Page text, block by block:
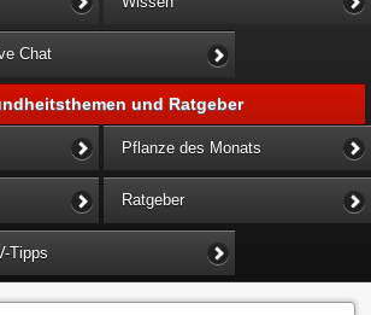
Chat
und Ratgeber
Pflanze des Monats
Ratgeber
Tipps